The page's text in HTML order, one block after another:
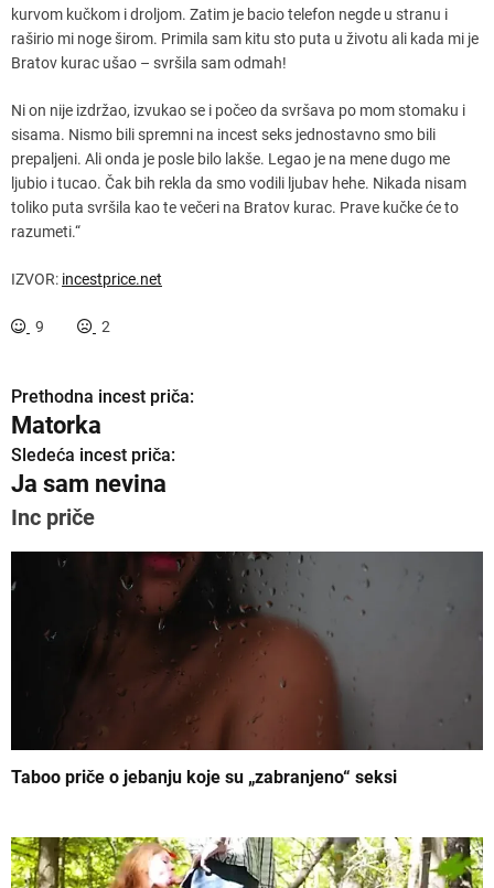
kurvom kučkom i droljom. Zatim je bacio telefon negde u stranu i
raširio mi noge širom. Primila sam kitu sto puta u životu ali kada mi je
Bratov kurac ušao – svršila sam odmah!
Ni on nije izdržao, izvukao se i počeo da svršava po mom stomaku i
sisama. Nismo bili spremni na incest seks jednostavno smo bili
prepaljeni. Ali onda je posle bilo lakše. Legao je na mene dugo me
ljubio i tucao. Čak bih rekla da smo vodili ljubav hehe. Nikada nisam
toliko puta svršila kao te večeri na Bratov kurac. Prave kučke će to
razumeti.“
IZVOR: incestprice.net
9 2
K
r
e
t
l
n
Prethodna incest priča:
Matorka
Sledeća incest priča:
Ja sam nevina
Inc priče
Taboo priče o jebanju koje su „zabranjeno“ seksi